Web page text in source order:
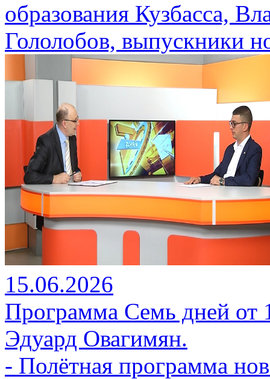
образования Кузбасса,
Гололобов, выпускники
15.06.2026
Программа Семь дней от
Эдуард Овагимян.
- Полётная программа